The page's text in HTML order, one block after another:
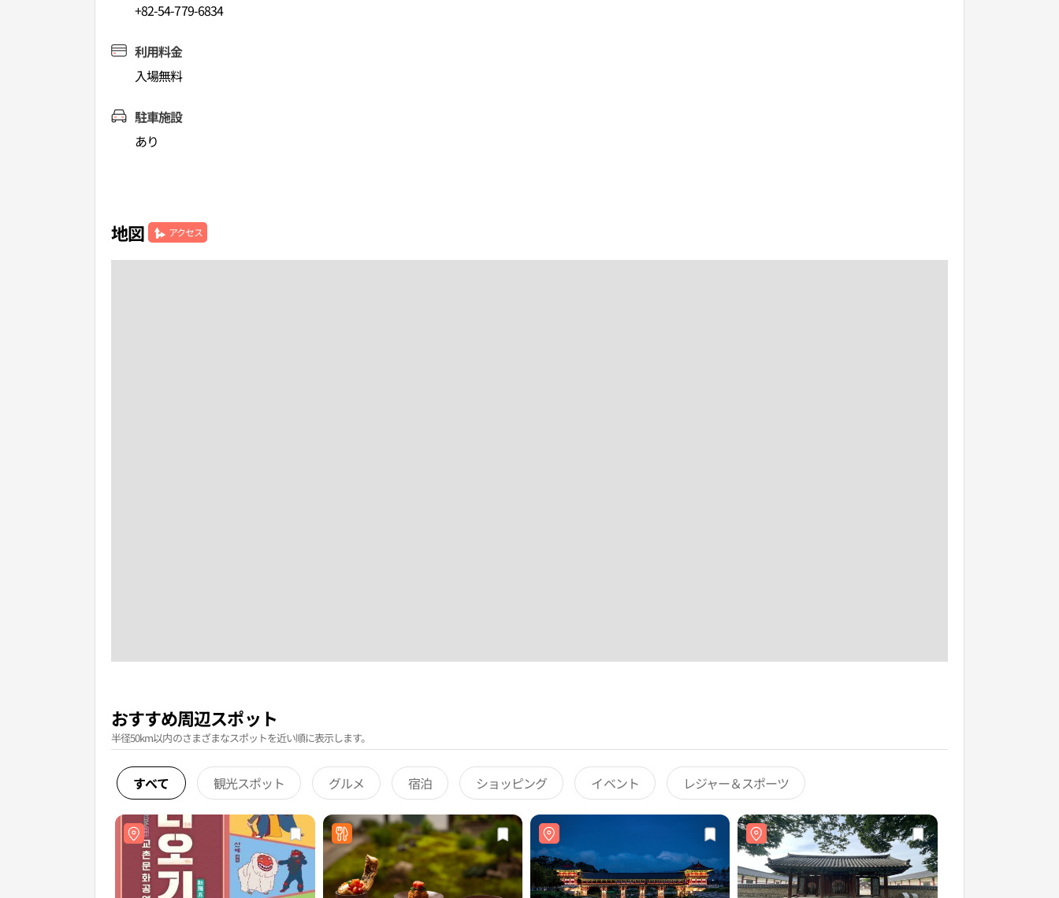
+82-54-779-6834
利用料金
入場無料
駐車施設
あり
地図 アクセス
おすすめ周辺スポット
半径50km以内のさまざまなスポットを近い順に表示します。
すべて 観光スポット グルメ 宿泊 ショッピング イベント レジャー＆スポーツ